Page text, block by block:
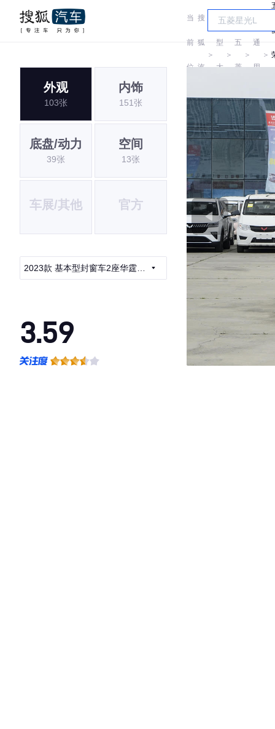
当
前
位
搜
狐
汽
＞
车
型
大
＞
五
菱
＞
汽
通
用
＞
外观
103张
内饰
151张
底盘/动力
39张
空间
13张
车展/其他 官方
2023款 基本型封窗车2座华霆电
3.59